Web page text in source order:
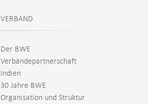
VERBAND
Der BWE
Verbändepartnerschaft
Indien
30 Jahre BWE
Organisation und Struktur